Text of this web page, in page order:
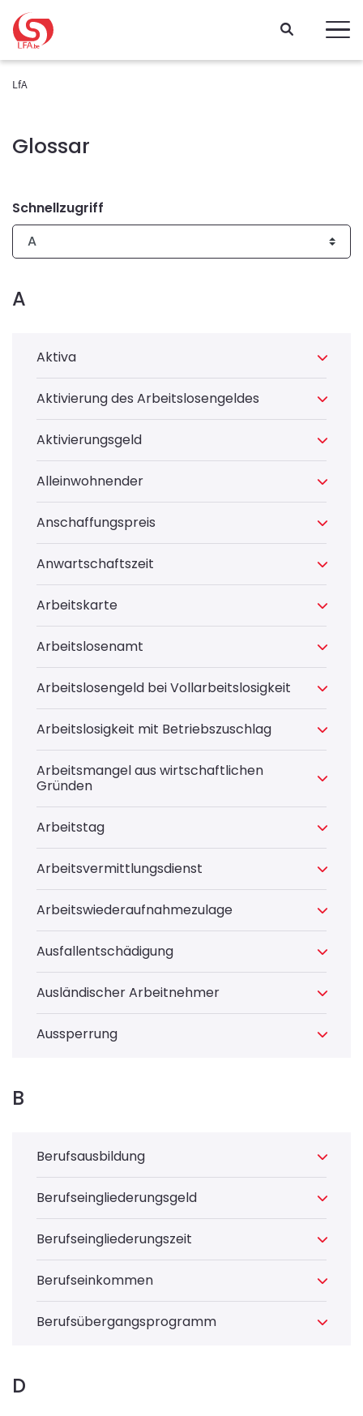
Gehen Sie direkt zum Inhalt
LfA
Glossar
Schnellzugriff
A
Aktiva
Aktivierung des Arbeitslosengeldes
Aktivierungsgeld
Alleinwohnender
Anschaffungspreis
Anwartschaftszeit
Arbeitskarte
Arbeitslosenamt
Arbeitslosengeld bei Vollarbeitslosigkeit
Arbeitslosigkeit mit Betriebszuschlag
Arbeitsmangel aus wirtschaftlichen
Gründen
Arbeitstag
Arbeitsvermittlungsdienst
Arbeitswiederaufnahmezulage
Ausfallentschädigung
Ausländischer Arbeitnehmer
Aussperrung
B
Berufsausbildung
Berufseingliederungsgeld
Berufseingliederungszeit
Berufseinkommen
Berufsübergangsprogramm
D